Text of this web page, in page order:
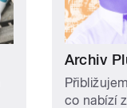
Archiv
co nabízí